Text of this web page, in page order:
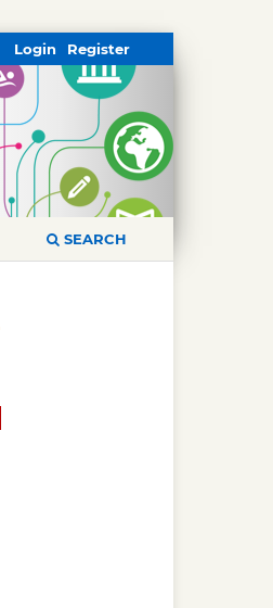
SEARCH
Register
Login